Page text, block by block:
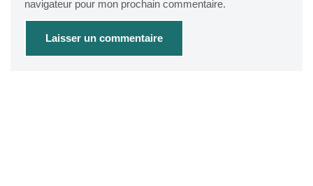
navigateur pour mon prochain commentaire.